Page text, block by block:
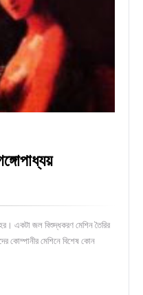
একটা জল বিশুদ্ধকরণ মেশিন তৈরির
কোম্পানীর মেশিনে বিশেষ কোন